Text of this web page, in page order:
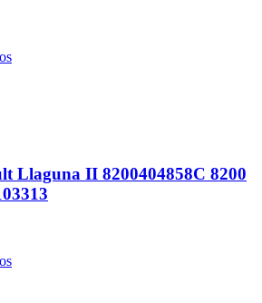
Llaguna II 8200404858C 8200